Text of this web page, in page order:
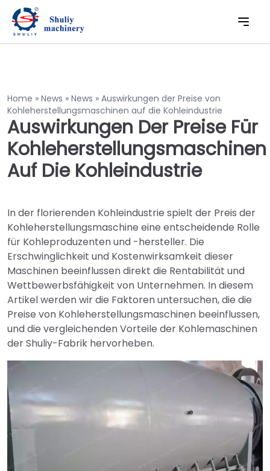
Home » News » News » Auswirkungen der Preise von
Kohleherstellungsmaschinen auf die Kohleindustrie
Auswirkungen Der Preise Für
Kohleherstellungsmaschinen
Auf Die Kohleindustrie
In der florierenden Kohleindustrie spielt der Preis der
Kohleherstellungsmaschine eine entscheidende Rolle
für Kohleproduzenten und -hersteller. Die
Erschwinglichkeit und Kostenwirksamkeit dieser
Maschinen beeinflussen direkt die Rentabilität und
Wettbewerbsfähigkeit von Unternehmen. In diesem
Artikel werden wir die Faktoren untersuchen, die die
Preise von Kohleherstellungsmaschinen beeinflussen,
und die vergleichenden Vorteile der Kohlemaschinen
der Shuliy-Fabrik hervorheben.